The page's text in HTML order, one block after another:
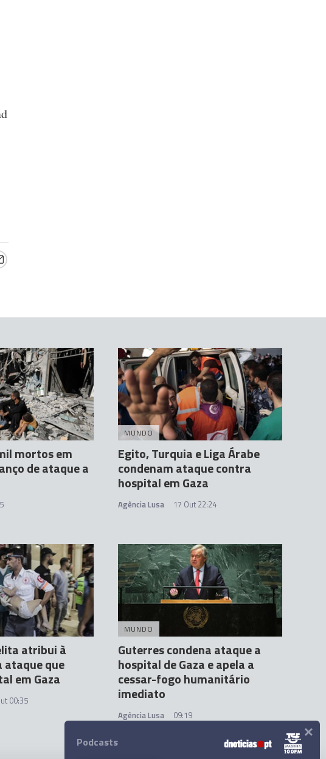
mortos em
de ataque a
MUNDO
Egito, Turquia e Liga Árabe
condenam ataque contra
hospital em Gaza
Agência Lusa 17 Out 22:24
atribui à
ataque que
em Gaza
00:35
MUNDO
Guterres condena ataque a
hospital de Gaza e apela a
cessar-fogo humanitário
imediato
Agência Lusa 09:19
Podcasts ×